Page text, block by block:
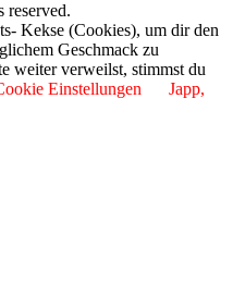
reserved.
Kekse (Cookies), um dir den
Geschmack zu
weiter verweilst, stimmst du
Einstellungen
Japp,